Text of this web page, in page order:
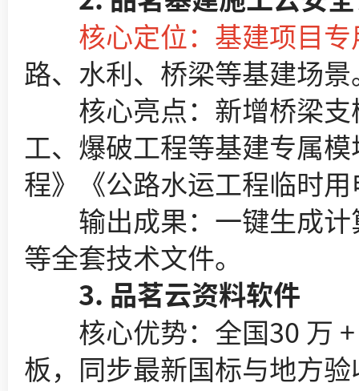
核心定位：基建项目
路、水利、桥梁等基建场景
核心亮点：新增桥梁支
工、爆破工程等基建专属
程》《公路水运工程临时
输出成果：一键生成计
等全套技术文件。
3. 品茗云资料软件
核心优势：全国30 万 +
板，同步最新国标与地方